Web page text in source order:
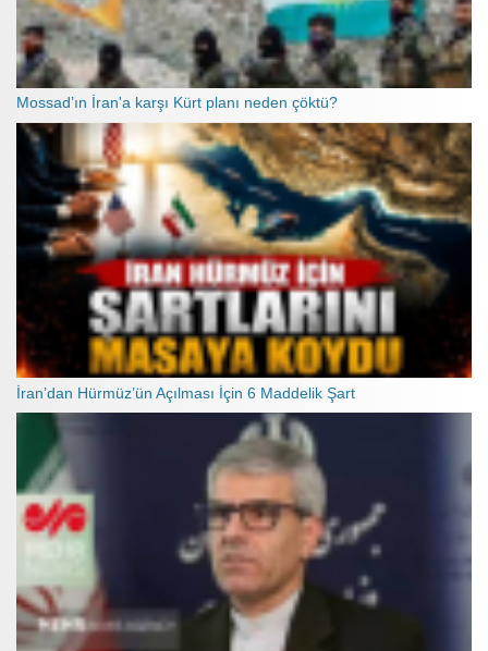
Mossad’ın İran'a karşı Kürt planı neden çöktü?
İran’dan Hürmüz’ün Açılması İçin 6 Maddelik Şart